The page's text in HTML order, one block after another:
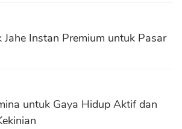
Jahe Instan Premium untuk Pasar
untuk Gaya Hidup Aktif dan